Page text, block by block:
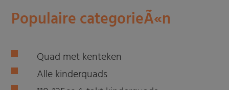
Populaire categorieÃ«n
Quad met kenteken
Alle kinderquads